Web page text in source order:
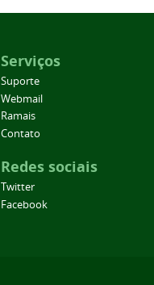
Serviços
Suporte
Webmail
Ramais
Contato
Redes sociais
Twitter
Facebook